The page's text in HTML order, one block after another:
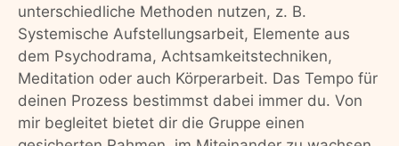
unterschiedliche Methoden nutzen, z. B.
Systemische Aufstellungsarbeit, Elemente aus
dem Psychodrama, Achtsamkeitstechniken,
Meditation oder auch Körperarbeit. Das Tempo für
deinen Prozess bestimmst dabei immer du. Von
mir begleitet bietet dir die Gruppe einen